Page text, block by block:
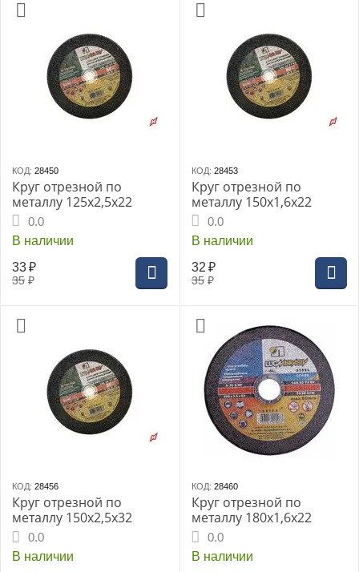
КОД: 28450
Круг отрезной по
металлу 125х2,5х22
0.0
В наличии
35 ₽
33 ₽
КОД: 28453
Круг отрезной по
металлу 150х1,6х22
0.0
В наличии
35 ₽
32 ₽
КОД: 28456
Круг отрезной по
металлу 150х2,5х32
0.0
В наличии
КОД: 28460
Круг отрезной по
металлу 180х1,6х22
0.0
В наличии